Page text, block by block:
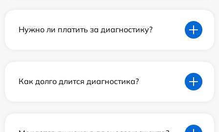
Нужно ли платить за диагностику?
Как долго длится диагностика?